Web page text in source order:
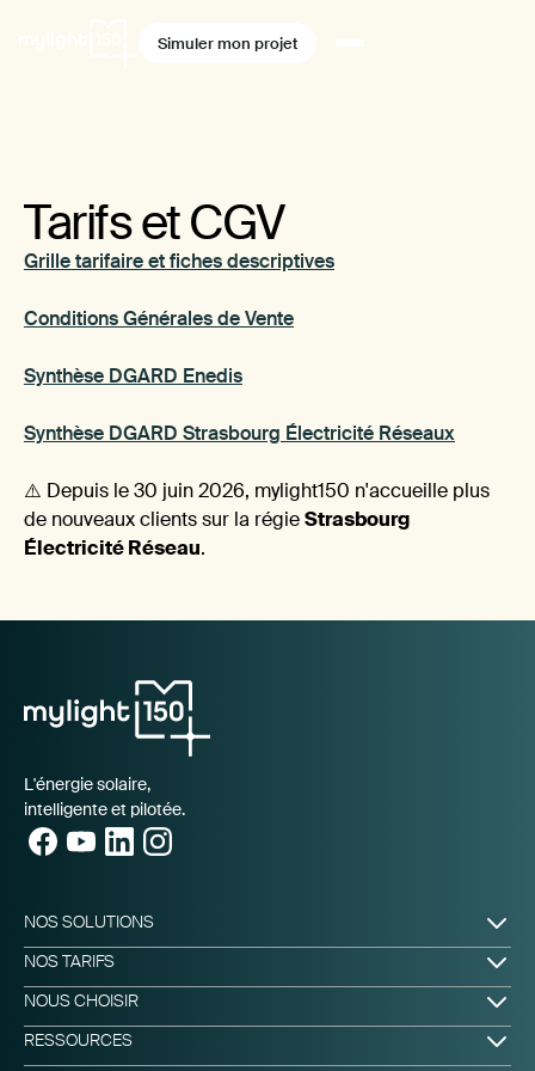
Simuler mon projet
Tarifs et CGV
Grille tarifaire et fiches descriptives
Conditions Générales de Vente
Synthèse DGARD Enedis
Synthèse DGARD Strasbourg Électricité Réseaux
⚠️ Depuis le 30 juin 2026, mylight150 n'accueille plus
de nouveaux clients sur la régieStrasbourg
Électricité Réseau.
L'énergie solaire,
intelligente et pilotée.
NOS SOLUTIONS
Produire & Stocker
Piloter & Cagnotter
L'application mylight150
Comment ça marche ?
NOS TARIFS
Offres d'énergie
Prix d'une installation photovoltaïque
NOUS CHOISIR
Notre vision
Avis clients
RESSOURCES